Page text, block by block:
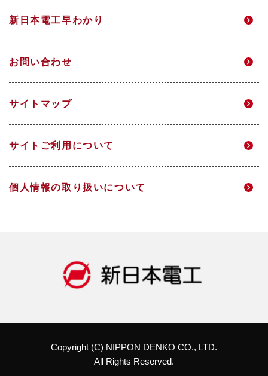
事業所一覧
研究開発
IRカレンダー
株主総会
DX
人的資本経営
社会
データ一覧
高校生・技能職サイト
新日本電工早わかり
お問い合わせ
サイトマップ
サイトご利用について
個人情報の取り扱いについて
Copyright (C) NIPPON DENKO CO., LTD.
All Rights Reserved.